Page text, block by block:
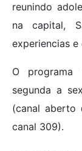
reunindo
na capital,
experiencias e
O programa
segunda a
(canal aberto
canal 309).